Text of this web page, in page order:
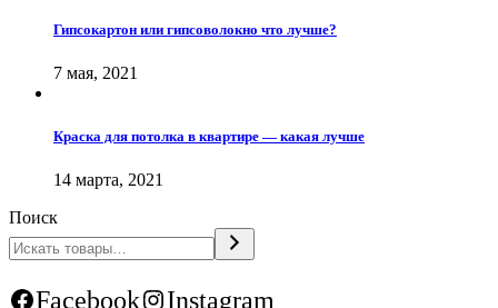
Гипсокартон или гипсоволокно что лучше?
7 мая, 2021
Краска для потолка в квартире — какая лучше
14 марта, 2021
Поиск
Facebook Instagram